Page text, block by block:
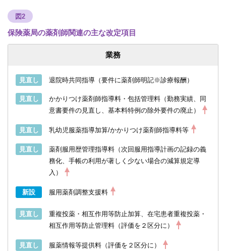
図2
保険薬局の薬剤師関連の主な改定項目
業務
見直し 退院時共同指導（要件に薬剤師明記※診療報酬）
見直し
かかりつけ薬剤師指導料・包括管理料（勤務実績、同
意書要件の見直し、基本料特例の除外要件の廃止）
見直し 乳幼児服薬指導加算/かかりつけ薬剤師指導料等
見直し
薬剤服用歴管理指導料（次回服用指導計画の記録の義
務化、手帳の利用が著しく少ない場合の減算規定導
入）
新設 服用薬剤調整支援料
見直し
重複投薬・相互作用等防止加算、在宅患者重複投薬・
相互作用等防止管理料（評価を２区分に）
見直し 服薬情報等提供料（評価を２区分に）